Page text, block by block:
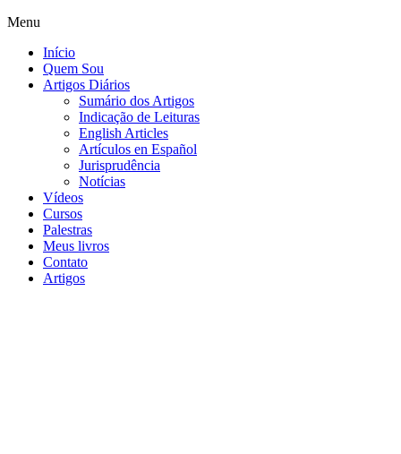
Menu
Início
Quem Sou
Artigos Diários
Sumário dos Artigos
Indicação de Leituras
English Articles
Artículos en Español
Jurisprudência
Notícias
Vídeos
Cursos
Palestras
Meus livros
Contato
Artigos